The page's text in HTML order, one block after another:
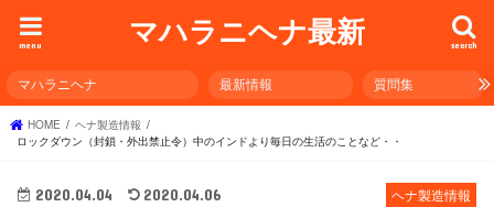
マハラニヘナ最新 search
menu
マハラニヘナ 最新情報 質問集
HOME
ヘナ製造情報
ロックダウン（封鎖・外出禁止令）中のインドより毎日の生活のことなど・・
ヘナ製造情報
2020.04.04 2020.04.06